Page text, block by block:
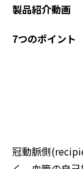
製品紹介動画
7つのポイント
冠動脈側